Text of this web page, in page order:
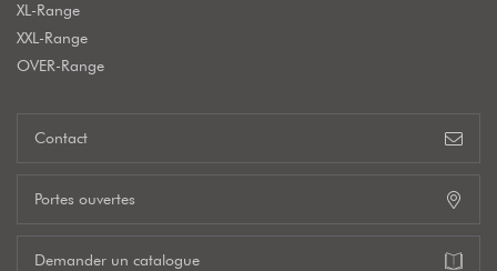
XL-Range
XXL-Range
OVER-Range
Contact
Portes ouvertes
Demander un catalogue